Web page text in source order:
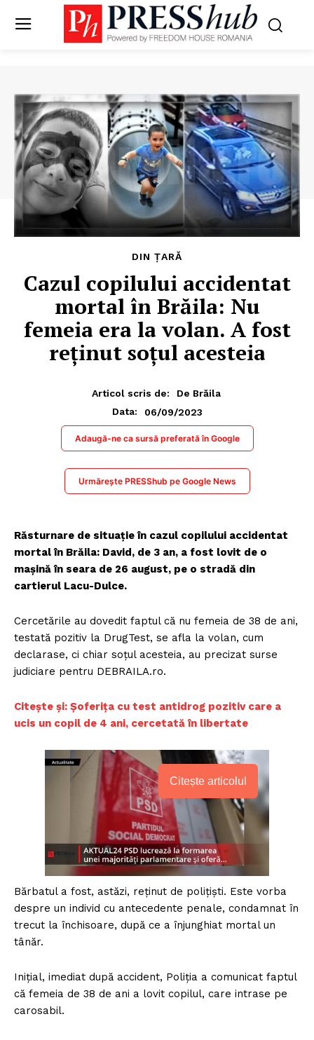
DIN ȚARĂ
Cazul copilului accidentat
mortal în Brăila: Nu
femeia era la volan. A fost
reținut soțul acesteia
Articol scris de:
De Brăila
Data:
06/09/2023
Adaugă-ne ca sursă preferată în Google
Urmărește PRESShub pe Google News
Răsturnare de situație în cazul copilului accidentat
mortal în Brăila: David, de 3 an, a fost lovit de o
mașină în seara de 26 august, pe o stradă din
cartierul Lacu-Dulce.
Cercetările au dovedit faptul că nu femeia de 38 de ani,
testată pozitiv la DrugTest, se afla la volan, cum
declarase, ci chiar soțul acesteia, au precizat surse
judiciare pentru DEBRAILA.ro.
Citește și: Șoferița cu test antidrog pozitiv care a
ucis un copil de 4 ani, cercetată în libertate
Citește articolul
Bărbatul a fost, astăzi, reținut de polițiști. Este vorba
despre un individ cu antecedente penale, condamnat în
trecut la închisoare, după ce a înjunghiat mortal un
tânăr.
Inițial, imediat după accident, Poliția a comunicat faptul
că femeia de 38 de ani a lovit copilul, care intrase pe
carosabil.